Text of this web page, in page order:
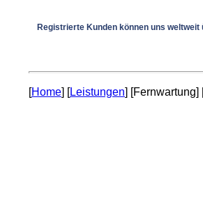
Registrierte Kunden können uns
[Home] [Leistungen] [Fernwartung]